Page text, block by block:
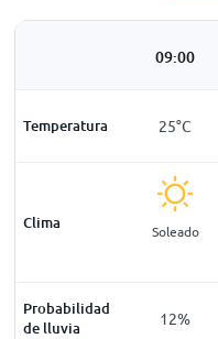
09:00
Temperatura
C 24°C 25°C
Clima Soleado
Probabilidad
de lluvia16% 12%